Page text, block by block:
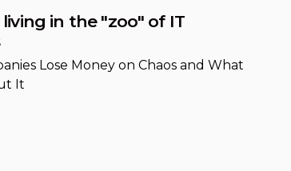
in the "zoo" of IT
Lose Money on Chaos and What
It